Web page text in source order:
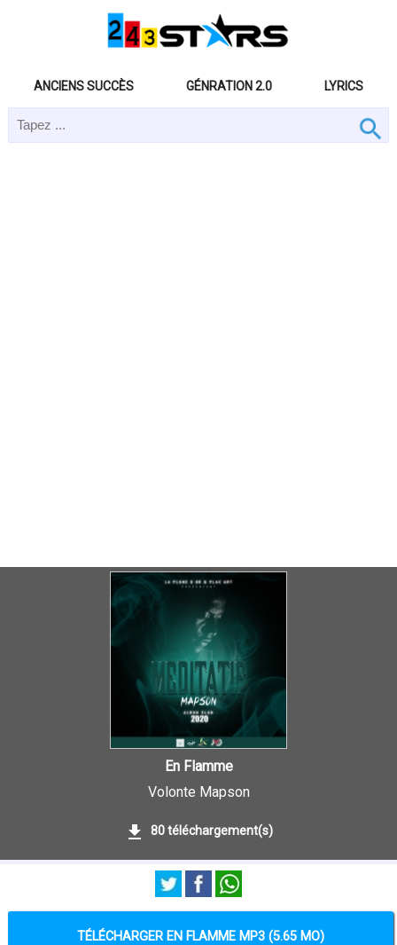
ANCIENS SUCCÈS GÉNRATION 2.0 LYRICS
En Flamme
Volonte Mapson
80 téléchargement(s)
TÉLÉCHARGER EN FLAMME MP3 (5.65 MO)